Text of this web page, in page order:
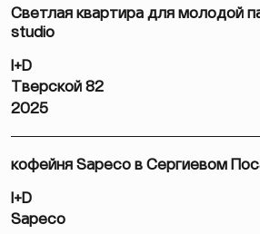
Светлая квартира для молодой
studio
I+D
Тверской 82
2025
кофейня Sapeco в Сергиевом
I+D
Sapeco